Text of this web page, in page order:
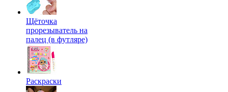
Щёточка
прорезыватель на
палец (в футляре)
Раскраски